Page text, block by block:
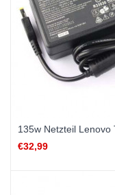
135w Netzteil Lenovo
€32,99